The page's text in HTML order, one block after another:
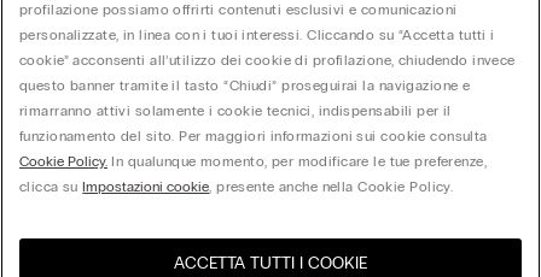
Corporate
© Calzedonia S.p.A | P.iva 02253210237 | Sede Legale: Malcesine (VR), Via Portici
Umberto Primo n. 5/3 | Cod. Fisc. e n.iscr. al Reg. Imprese di Verona: 01037050422 |
direzione e coordinamento di Oniverse Holding S.p.A.
profilazione possiamo offrirti contenuti esclusivi e comunicazioni
personalizzate, in linea con i tuoi interessi. Cliccando su “Accetta tutti i
cookie” acconsenti all’utilizzo dei cookie di profilazione, chiudendo invece
questo banner tramite il tasto “Chiudi” proseguirai la navigazione e
rimarranno attivi solamente i cookie tecnici, indispensabili per il
funzionamento del sito. Per maggiori informazioni sui cookie consulta
Cookie Policy. In qualunque momento, per modificare le tue preferenze,
clicca suImpostazioni cookie, presente anche nella Cookie Policy.
ACCETTA TUTTI I COOKIE